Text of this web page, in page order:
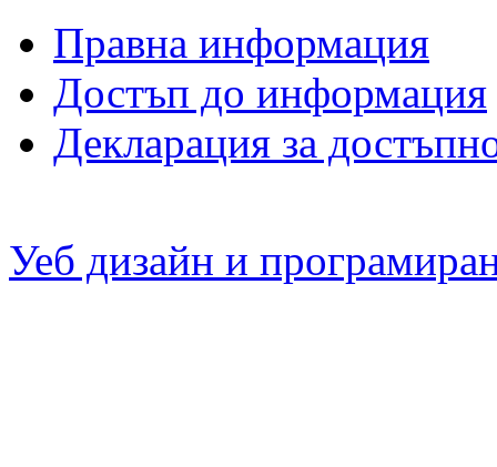
Правна информация
Достъп до информация
Декларация за
Уеб дизайн и